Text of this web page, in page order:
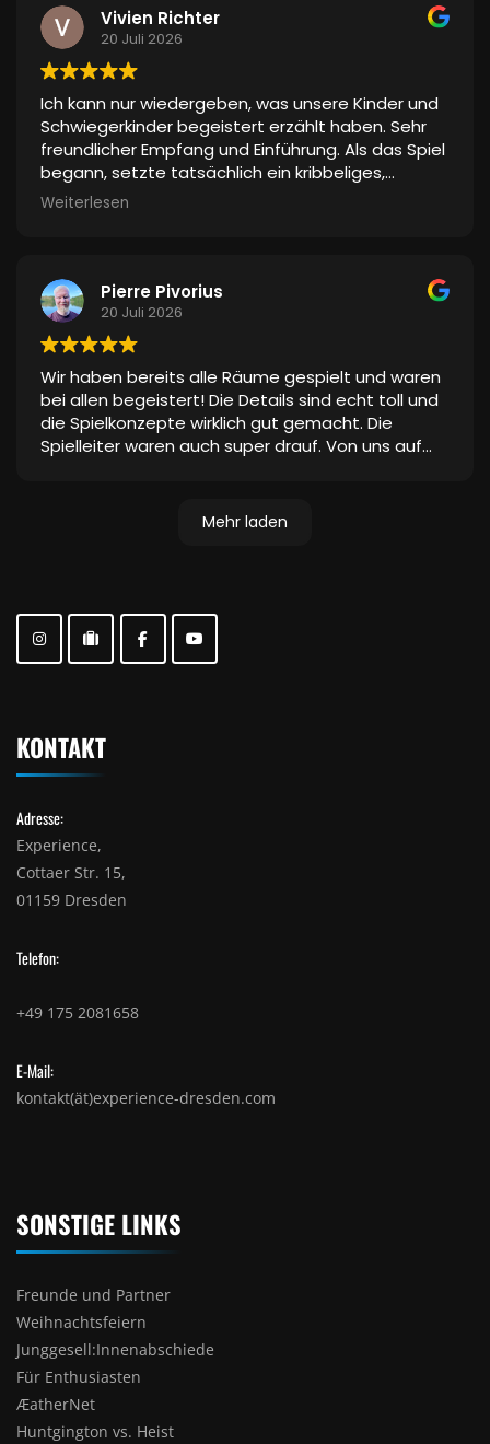
Vivien Richter
20 Juli 2026
Ich kann nur wiedergeben, was unsere Kinder und
Schwiegerkinder begeistert erzählt haben. Sehr
freundlicher Empfang und Einführung. Als das Spiel
begann, setzte tatsächlich ein kribbeliges,
spannendes Gefühl ein, weil die Umgebung so
beiden „Mädels“ hat es gefallen und nicht nur weil
sich ihre Männer wie Superhelden in einem Film
gefühlt haben
(Stimmen, Klopfen, Poltern) machten das ganze
stimmig. Ein realer Schauspieler war dabei. Davon
waren alle begeistert, da man mit ihm agieren
konnte. Es war ein tolles Erlebnis für alle und sie
wollen es wieder tun
Weiterlesen
Pierre Pivorius
20 Juli 2026
Wir haben bereits alle Räume gespielt und waren
bei allen begeistert! Die Details sind echt toll und
die Spielkonzepte wirklich gut gemacht. Die
Spielleiter waren auch super drauf. Von uns auf
Mehr laden
KONTAKT
Adresse:
Experience,
Cottaer Str. 15,
01159 Dresden
Telefon:
+49 175 2081658
E-Mail:
kontakt(ät)experience-dresden.com
SONSTIGE LINKS
Freunde und Partner
Weihnachtsfeiern
Junggesell:Innenabschiede
Für Enthusiasten
ÆatherNet
Huntgington vs. Heist